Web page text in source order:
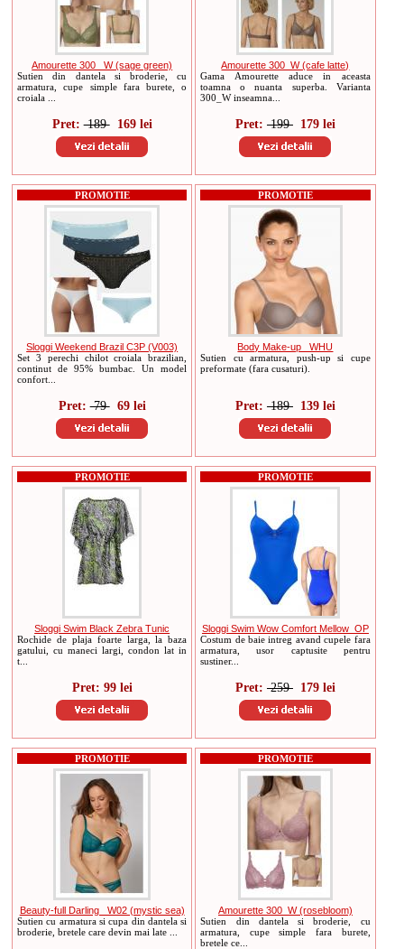
Amourette 300 _W (sage green)
Sutien din dantela si broderie, cu
armatura, cupe simple fara burete, o
croiala ...
Pret:189169 lei
Amourette 300_W (cafe latte)
Gama Amourette aduce in aceasta
toamna o nuanta superba. Varianta
300_W inseamna...
Pret: 199179 lei
PROMOTIE
Sloggi Weekend Brazil C3P (V003)
Set 3 perechi chilot croiala brazilian,
continut de 95% bumbac. Un model
confort...
Pret:7969 lei
PROMOTIE
Body Make-up _WHU
Sutien cu armatura, push-up si cupe
preformate (fara cusaturi).
Pret: 189139 lei
PROMOTIE
Sloggi Swim Black Zebra Tunic
Rochide de plaja foarte larga, la baza
gatului, cu maneci largi, condon lat in
t...
Pret: 99 lei
PROMOTIE
Sloggi Swim Wow Comfort Mellow_OP
Costum de baie intreg avand cupele fara
armatura, usor captusite pentru
sustiner...
Pret: 259179 lei
PROMOTIE
Beauty-full Darling _W02 (mystic sea)
Sutien cu armatura si cupa din dantela si
broderie, bretele care devin mai late ...
PROMOTIE
Amourette 300_W (rosebloom)
Sutien din dantela si broderie, cu
armatura, cupe simple fara burete,
bretele ce...